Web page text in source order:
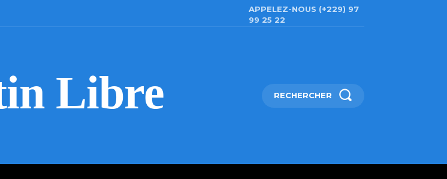
APPELEZ-NOUS (+229) 97
99 25 22
Libre RECHERCHER